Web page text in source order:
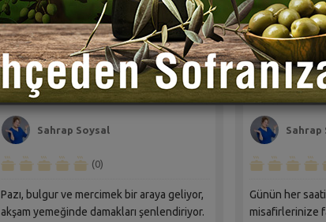
Mercimekli Bulgurlu Pazı
Sarması Tarifi
Sahrap Soysal
(0)
Pazı, bulgur ve mercimek bir araya geliyor,
akşam yemeğinde damakları şenlendiriyor.
İrmikli
Tarifi
Sahrap
Günün her
misafirlerinize